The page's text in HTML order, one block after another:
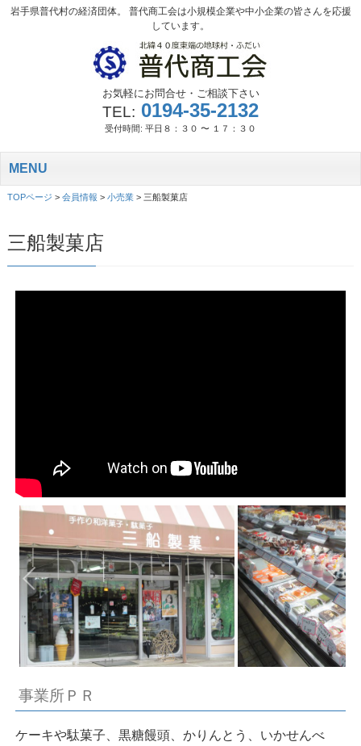
岩手県普代村の経済団体。 普代商工会は小規模企業や中小企業の皆さんを応援
しています。
お気軽にお問合せ・ご相談下さい
TEL: 0194-35-2132
受付時間: 平日８：３０ 〜 １７：３０
MENU
TOPページ > 会員情報 > 小売業> 三船製菓店
三船製菓店
事業所ＰＲ
ケーキや駄菓子、黒糖饅頭、かりんとう、いかせんべ